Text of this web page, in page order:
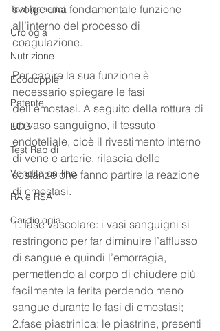
Test genetici
Urologia
Nutrizione
Ecodoppler
Patente
ECG
Test Rapidi
Vendita on-line
RA e RSA
Cardiologia
svolge una fondamentale funzione
all’interno del processo di
coagulazione.
Per capire la sua funzione è
necessario spiegare le fasi
dell’emostasi. A seguito della rottura di
un vaso sanguigno, il tessuto
endoteliale, cioè il rivestimento interno
di vene e arterie, rilascia delle
sostanze che fanno partire la reazione
di emostasi.
1. fase vascolare: i vasi sanguigni si
restringono per far diminuire l’afflusso
di sangue e quindi l’emorragia,
permettendo al corpo di chiudere più
facilmente la ferita perdendo meno
sangue durante le fasi di emostasi;
2.fase piastrinica: le piastrine, presenti